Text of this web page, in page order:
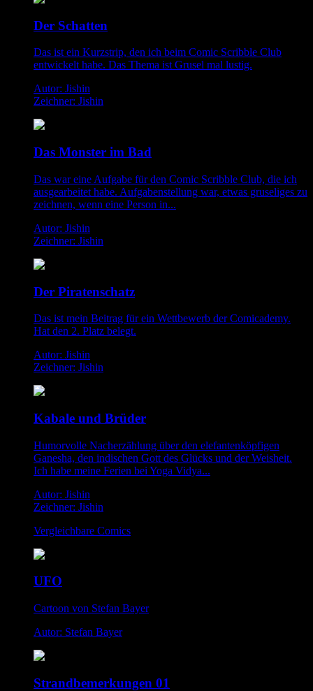
Der Schatten
Das ist ein Kurzstrip, den ich beim Comic Scribble Club
entwickelt habe. Das Thema ist Grusel mal lustig.
Autor: Jishin
Zeichner: Jishin
Das Monster im Bad
Das war eine Aufgabe für den Comic Scribble Club, die ich
ausgearbeitet habe. Aufgabenstellung war, etwas gruseliges zu
zeichnen, wenn eine Person in...
Autor: Jishin
Zeichner: Jishin
Der Piratenschatz
Das ist mein Beitrag für ein Wettbewerb der Comicademy.
Hat den 2. Platz belegt.
Autor: Jishin
Zeichner: Jishin
Kabale und Brüder
Humorvolle Nacherzählung über den elefantenköpfigen
Ganesha, den indischen Gott des Glücks und der Weisheit.
Ich habe meine Ferien bei Yoga Vidya...
Autor: Jishin
Zeichner: Jishin
Vergleichbare Comics
UFO
Cartoon von Stefan Bayer
Autor: Stefan Bayer
Strandbemerkungen 01